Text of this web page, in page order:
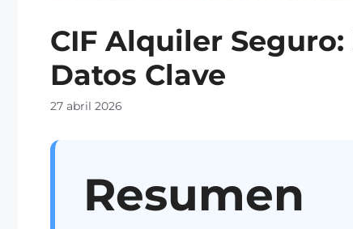
CIF Alquiler
Datos Clave
27 abril 2026
Resumen